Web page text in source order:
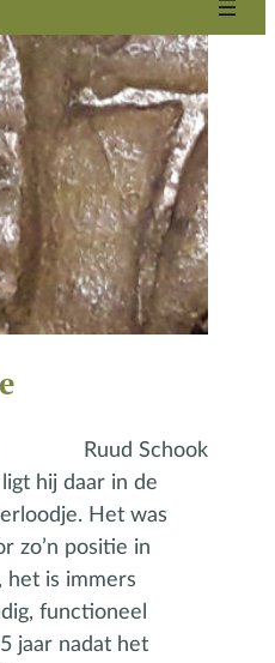
Ruud Schook
hij daar in de
Het was
zo’n positie in
het is immers
functioneel
jaar nadat het